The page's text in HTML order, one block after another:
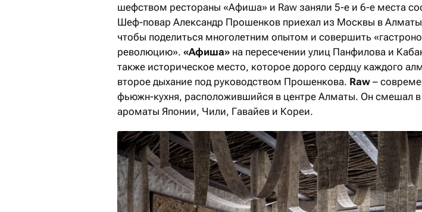
шефством рестораны «Афиша» и Raw заняли 5-е и 6-е места
Шеф-повар Александр Прошенков приехал из Москвы в
чтобы поделиться многолетним опытом и совершить
революцию». «Афиша» на пересечении улиц Панфилова и
также историческое место, которое дорого сердцу каждого
второе дыхание под руководством Прошенкова. Raw –
фьюжн-кухня, расположившийся в центре Алматы. Он смешал в
ароматы Японии, Чили, Гавайев и Кореи.